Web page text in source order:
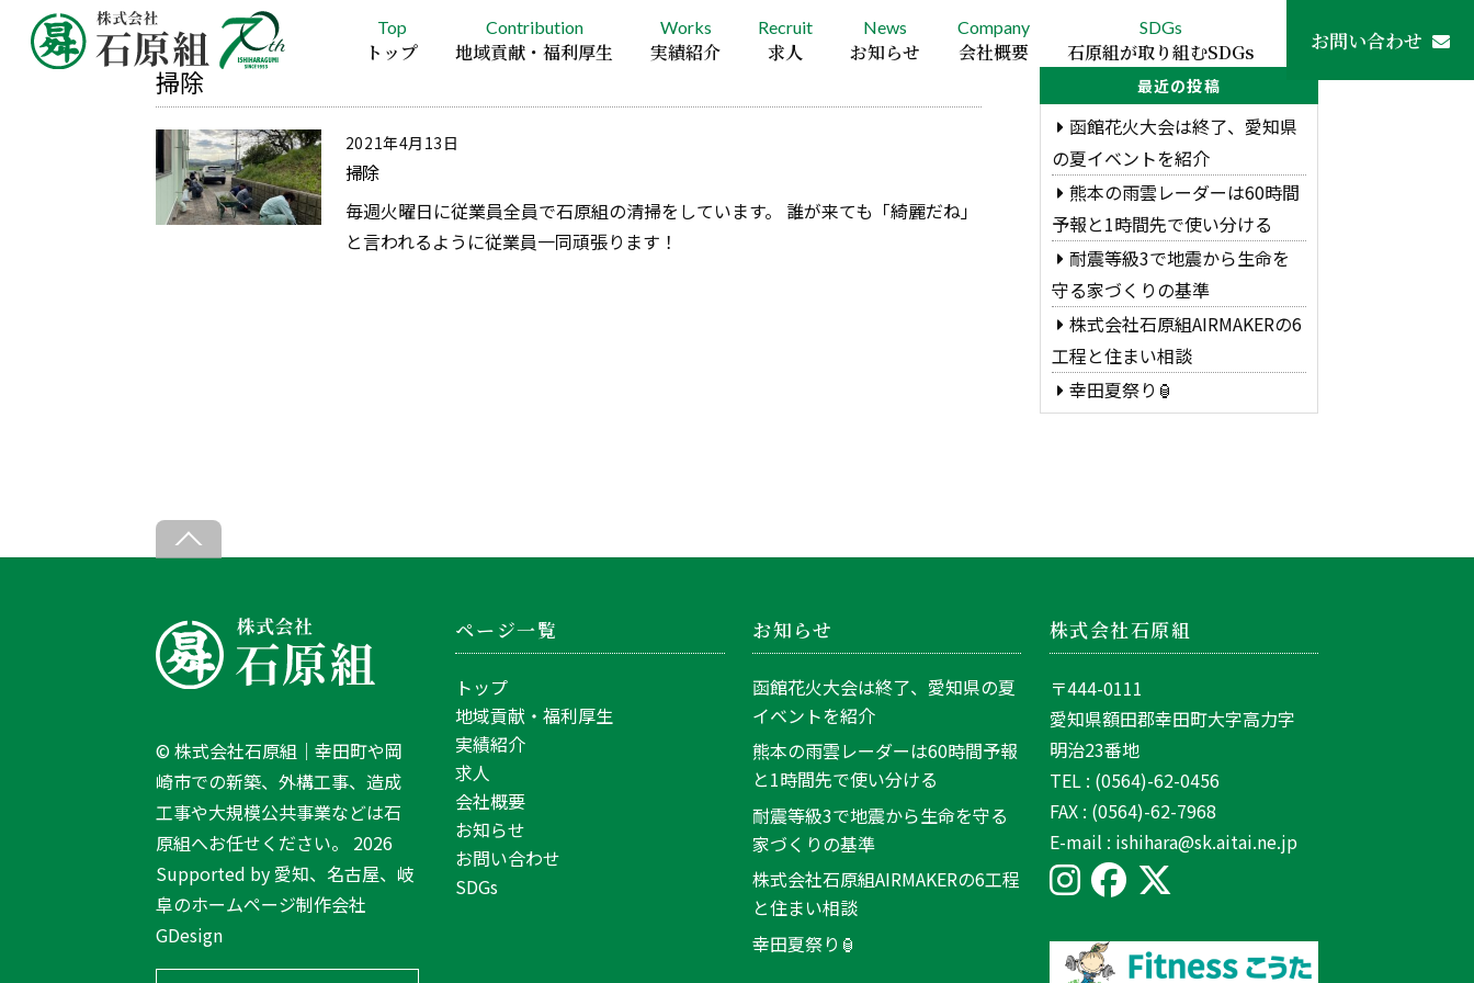
Top
トップ
Contribution
地域貢献・福利厚生
Works
実績紹介
Recruit
求人
News
お知らせ
Company
会社概要
SDGs
石原組が取り組むSDGs お問い合わせ
掃除
2021年4月13日
掃除
毎週火曜日に従業員全員で石原組の清掃をしています。 誰が来ても「綺麗だね」
と言われるように従業員一同頑張ります！
最近の投稿
函館花火大会は終了、愛知県
の夏イベントを紹介
熊本の雨雲レーダーは60時間
予報と1時間先で使い分ける
耐震等級3で地震から生命を
守る家づくりの基準
株式会社石原組AIRMAKERの6
工程と住まい相談
幸田夏祭り🏮
Back
©株式会社石原組｜幸田町や岡
崎市での新築、外構工事、造成
工事や大規模公共事業などは石
原組へお任せください。
2026
Supported by 愛知、名古屋、岐
阜のホームページ制作会社
GDesign
ページ一覧
トップ
地域貢献・福利厚生
実績紹介
求人
会社概要
お知らせ
お問い合わせ
SDGs
お知らせ
函館花火大会は終了、愛知県の夏
イベントを紹介
熊本の雨雲レーダーは60時間予報
と1時間先で使い分ける
耐震等級3で地震から生命を守る
家づくりの基準
株式会社石原組AIRMAKERの6工程
と住まい相談
幸田夏祭り🏮
株式会社石原組
〒444-0111
愛知県額田郡幸田町大字高力字
明治23番地
TEL : (0564)-62-0456
FAX : (0564)-62-7968
E-mail : ishihara@sk.aitai.ne.jp